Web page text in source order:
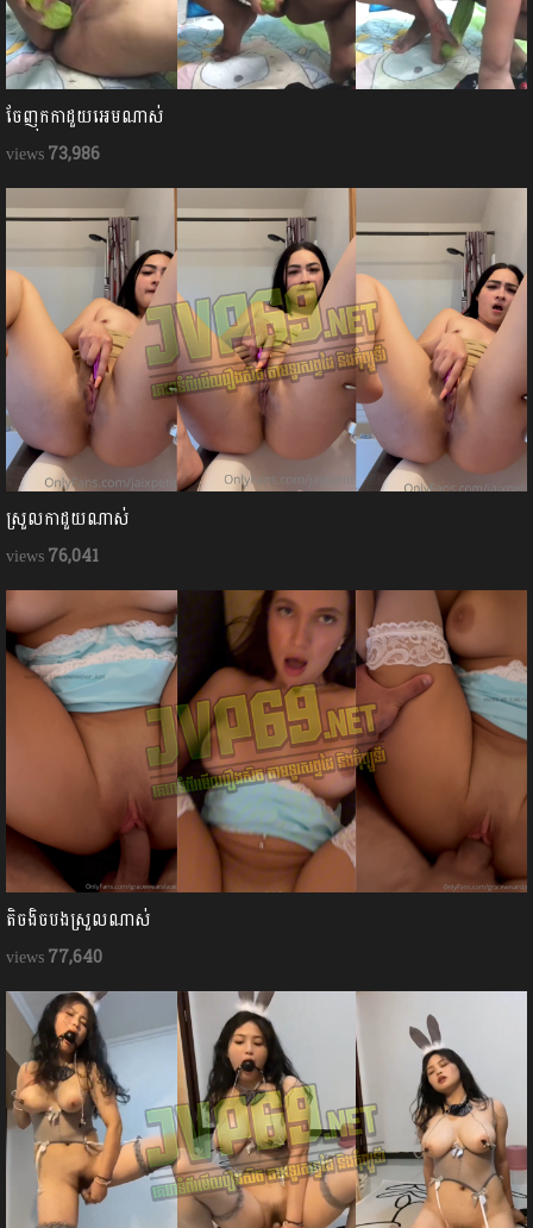
ចែញុកកាដួយអេមណាស់
73,986
ស្រួលកាដួយណាស់
76,041
តិចងិចបងស្រួលណាស់
77,640